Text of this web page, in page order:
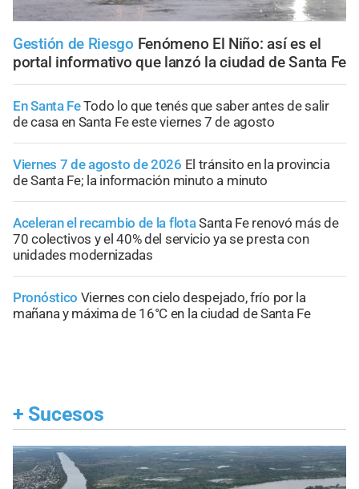
Gestión de Riesgo Fenómeno El Niño: así es el
portal informativo que lanzó la ciudad de Santa Fe
En Santa FeTodo lo que tenés que saber antes de salir
de casa en Santa Fe este viernes 7 de agosto
Viernes 7 de agosto de 2026 El tránsito en la provincia
de Santa Fe; la información minuto a minuto
Aceleran el recambio de la flotaSanta Fe renovó más de
70 colectivos y el 40% del servicio ya se presta con
unidades modernizadas
Pronóstico Viernes con cielo despejado, frío por la
mañana y máxima de 16°C en la ciudad de Santa Fe
+ Sucesos